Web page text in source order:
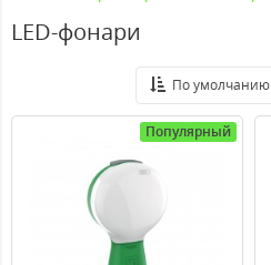
LED-фонари
По умолчанию
Популярный